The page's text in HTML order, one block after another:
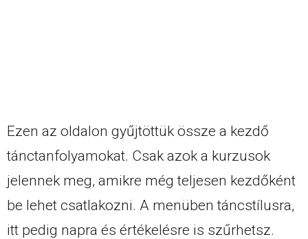
Ezen az oldalon gyűjtöttük össze a kezdő
tánctanfolyamokat. Csak azok a kurzusok
jelennek meg, amikre még teljesen kezdőként
be lehet csatlakozni. A menüben táncstílusra,
itt pedig napra és értékelésre is szűrhetsz.